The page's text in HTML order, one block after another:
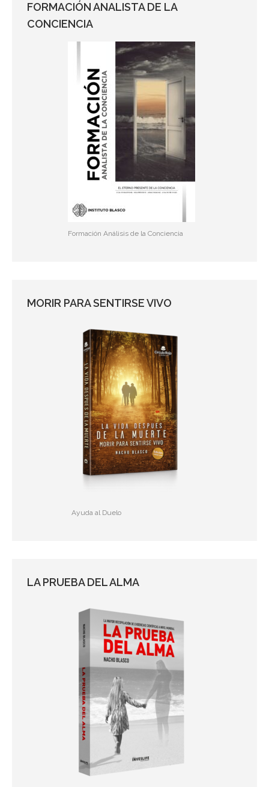
FORMACIÓN ANALISTA DE LA
CONCIENCIA
Formación Análisis de la Conciencia
MORIR PARA SENTIRSE VIVO
Ayuda al Duelo
LA PRUEBA DEL ALMA